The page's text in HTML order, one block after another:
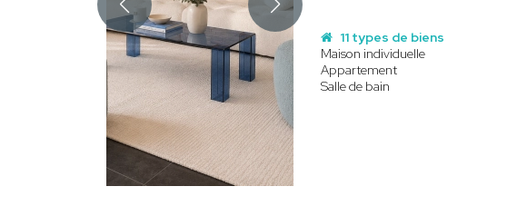
11 types de biens
Maison individuelle
Appartement
Salle de bain